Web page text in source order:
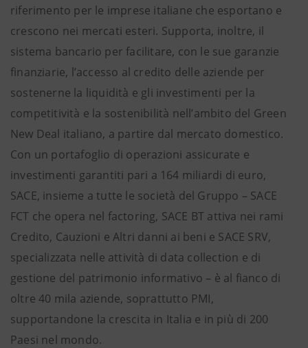
riferimento per le imprese italiane che esportano e
crescono nei mercati esteri. Supporta, inoltre, il
sistema bancario per facilitare, con le sue garanzie
finanziarie, l’accesso al credito delle aziende per
sostenerne la liquidità e gli investimenti per la
competitività e la sostenibilità nell’ambito del Green
New Deal italiano, a partire dal mercato domestico.
Con un portafoglio di operazioni assicurate e
investimenti garantiti pari a 164 miliardi di euro,
SACE, insieme a tutte le società del Gruppo – SACE
FCT che opera nel factoring, SACE BT attiva nei rami
Credito, Cauzioni e Altri danni ai beni e SACE SRV,
specializzata nelle attività di data collection e di
gestione del patrimonio informativo – è al fianco di
oltre 40 mila aziende, soprattutto PMI,
supportandone la crescita in Italia e in più di 200
Paesi nel mondo.